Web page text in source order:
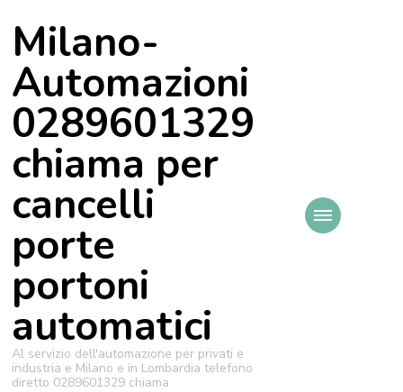
Milano-
Automazioni
0289601329
chiama per
cancelli
porte
portoni
automatici
Al servizio dell'automazione per privati e
industria e Milano e in Lombardia telefono
diretto 0289601329 chiama